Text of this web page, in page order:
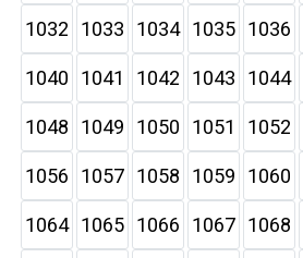
1032 1033 1034 1035 1036
1040 1041 1042 1043 1044
1048 1049 1050 1051 1052
1056 1057 1058 1059 1060
1064 1065 1066 1067 1068